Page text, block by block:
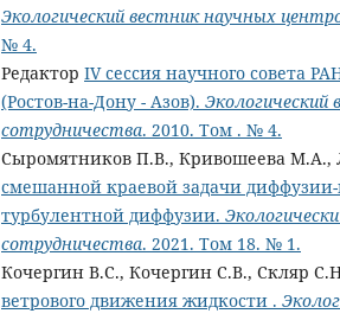
Экологический вестник научных
№ 4.
Редактор IV сессия научного совета
(Ростов-на-Дону - Азов). Экологический
сотрудничества. 2010. Том . № 4.
Сыромятников П.В., Кривошеева
смешанной краевой задачи
турбулентной диффузии.
сотрудничества. 2021. Том 18. № 1.
Кочергин В.С., Кочергин С.В., Скляр
ветрового движения жидкости .